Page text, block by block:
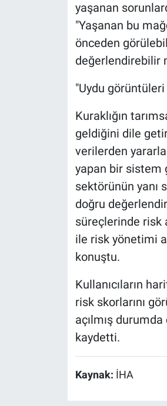
yaşanan
"Yaşanan bu
önceden
değerlendirebilir
"Uydu
Kuraklığın
geldiğini dile
verilerden
yapan bir sistem
sektörünün yanı
doğru
süreçlerinde risk
ile risk yönetimi
konuştu.
Kullanıcıların
risk skorlarını
açılmış
kaydetti.
Kaynak: İHA